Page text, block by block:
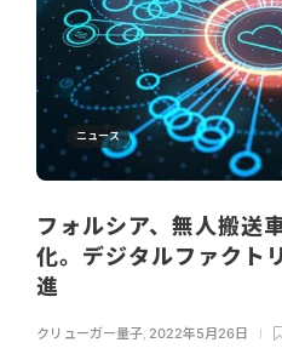
ニュース
フォルシア、無人搬送
化。デジタルファクト
進
クリューガー量子 2022年5月26日